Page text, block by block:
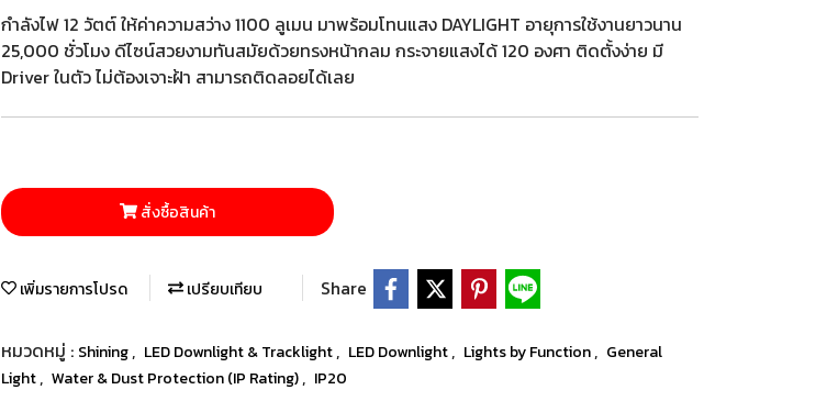
กำลังไฟ 12 วัตต์ ให้ค่าความสว่าง 1100 ลูเมน มาพร้อมโทนแสง DAYLIGHT อายุการใช้งานยาวนาน
25,000 ชั่วโมง ดีไซน์สวยงามทันสมัยด้วยทรงหน้ากลม กระจายแสงได้ 120 องศา ติดตั้งง่าย มี
Driver ในตัว ไม่ต้องเจาะฝ้า สามารถติดลอยได้เลย
สั่งซื้อสินค้า
เพิ่มรายการโปรด เปรียบเทียบ Share
หมวดหมู่ : Shining, LED Downlight & Tracklight, LED Downlight, Lights by Function, General
Light, Water & Dust Protection (IP Rating), IP20